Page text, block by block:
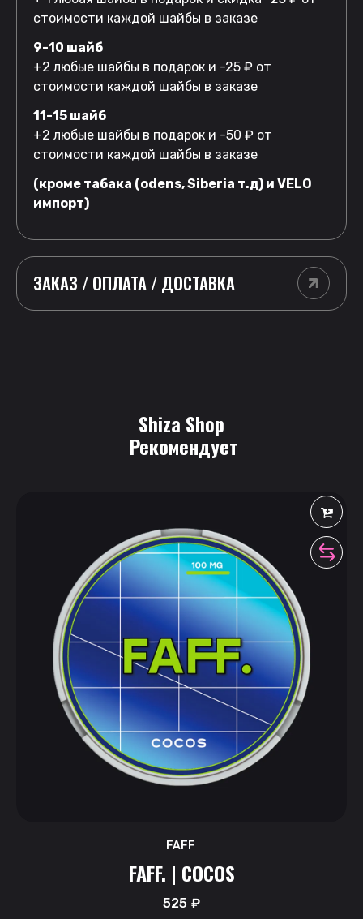
стоимости каждой шайбы в заказе
9-10 шайб
+2 любые шайбы в подарок и -25 ₽ от
стоимости каждой шайбы в заказе
11-15 шайб
+2 любые шайбы в подарок и -50 ₽ от
стоимости каждой шайбы в заказе
(кроме табака (odens, Siberia т.д) и VELO
импорт)
ЗАКАЗ / ОПЛАТА / ДОСТАВКА
Shiza Shop
Рекомендует
FAFF
FAFF. | COCOS
525₽